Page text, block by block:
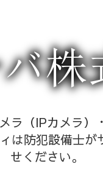
ラ（IPカメラ
は防犯設備士
せください。